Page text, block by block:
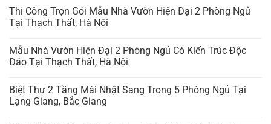
Thi Công Trọn Gói Mẫu Nhà Vườn Hiện Đại 2 Phòng Ngủ
Tại Thạch Thất, Hà Nội
Mẫu Nhà Vườn Hiện Đại 2 Phòng Ngủ Có Kiến Trúc Độc
Đáo Tại Thạch Thất, Hà Nội
Biệt Thự 2 Tầng Mái Nhật Sang Trọng 5 Phòng Ngủ Tại
Lạng Giang, Bắc Giang